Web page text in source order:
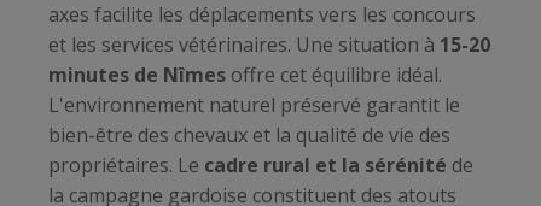
axes facilite les déplacements vers les concours
et les services vétérinaires. Une situation à 15-20
minutes de Nîmes offre cet équilibre idéal.
L'environnement naturel préservé garantit le
bien-être des chevaux et la qualité de vie des
propriétaires. Le cadre rural et la sérénité de
la campagne gardoise constituent des atouts